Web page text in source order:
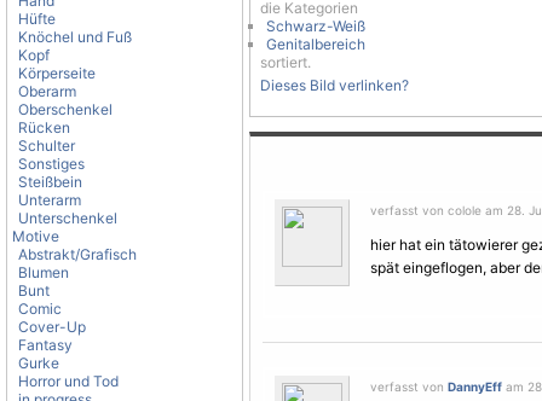
Hüfte
Knöchel und Fuß
Kopf
Körperseite
Oberarm
Oberschenkel
Rücken
Schulter
Sonstiges
Steißbein
Unterarm
Unterschenkel
Motive
Abstrakt/Grafisch
Blumen
Bunt
Comic
Cover-Up
Fantasy
Gurke
Horror und Tod
die Kategorien
Schwarz-Weiß
Genitalbereich
sortiert.
Dieses Bild verlinken?
verfasst von colole am 28.
hier hat ein tätowierer
spät eingeflogen, aber
verfasst von DannyEff am